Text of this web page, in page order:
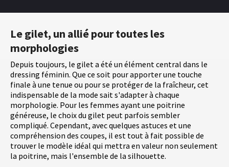
Le gilet, un allié pour toutes les
morphologies
Depuis toujours, le gilet a été un élément central dans le
dressing féminin. Que ce soit pour apporter une touche
finale à une tenue ou pour se protéger de la fraîcheur, cet
indispensable de la mode sait s'adapter à chaque
morphologie. Pour les femmes ayant une poitrine
généreuse, le choix du gilet peut parfois sembler
compliqué. Cependant, avec quelques astuces et une
compréhension des coupes, il est tout à fait possible de
trouver le modèle idéal qui mettra en valeur non seulement
la poitrine, mais l'ensemble de la silhouette.